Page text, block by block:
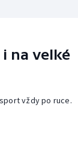
na velké
vždy po ruce.